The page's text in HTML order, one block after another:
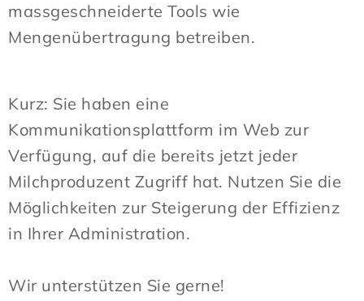
massgeschneiderte Tools wie
Mengenübertragung betreiben.
Kurz: Sie haben eine
Kommunikationsplattform im Web zur
Verfügung, auf die bereits jetzt jeder
Milchproduzent Zugriff hat. Nutzen Sie die
Möglichkeiten zur Steigerung der Effizienz
in Ihrer Administration.
Wir unterstützen Sie gerne!